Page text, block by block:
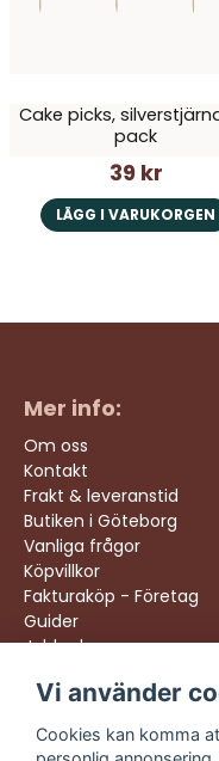
Cake picks,
pack
39 kr
LÄGG I VARUKORGEN
Mer info:
Om oss
Kontakt
Frakt & leveranstid
Butiken i Göteborg
Vanliga frågor
Köpvillkor
Fakturaköp - Företag
Guider
Jobba hos oss
Följ oss:
Instagram
Vi använder
Cookies kan komma